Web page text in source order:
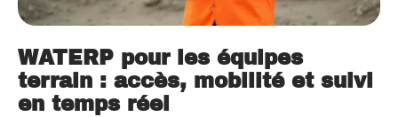
WATERP pour les équipes
terrain : accès, mobilité et suivi
en temps réel